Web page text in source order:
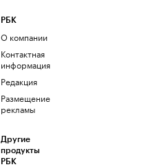
РБК
О компании
Контактная
информация
Редакция
Размещение
рекламы
Другие
продукты
РБК